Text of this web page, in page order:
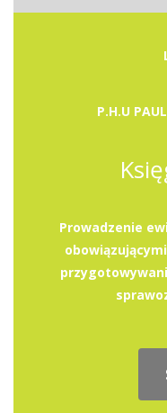
P.H.U
Prowadzenie